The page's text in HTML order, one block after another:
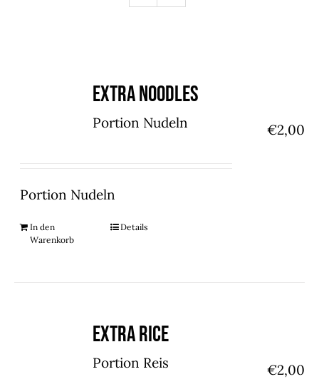
Extra Noodles
Portion Nudeln €2,00
Portion Nudeln
In den
Warenkorb
Details
Extra Rice
Portion Reis €2,00